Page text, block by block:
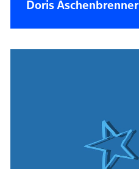
Doris Aschenbrenner